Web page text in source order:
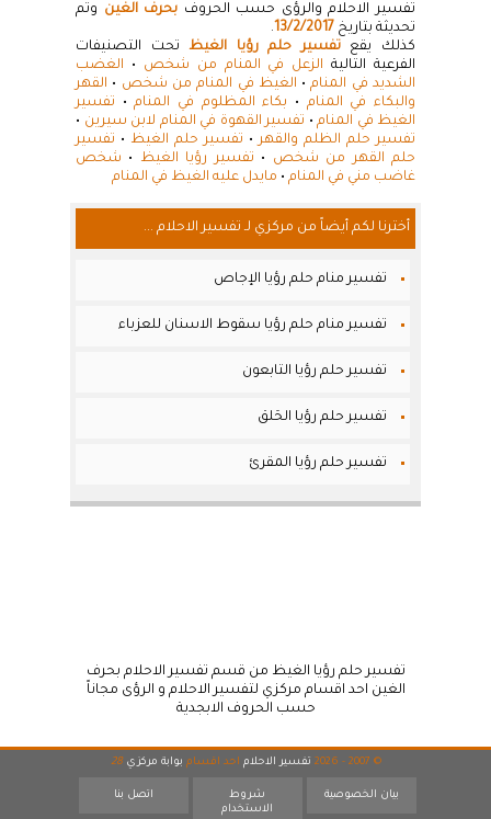
تفسير الاحلام والرؤى حسب الحروف بحرف الغين وتم
تحديثة بتاريخ 13/2/2017
.
كذلك يقعتفسير حلم رؤيا الغيظتحت التصنيفات
الفرعية التالية الزعل في المنام من شخص • الغضب
الشديد في المنام• الغيظ في المنام من شخص • القهر
والبكاء في المنام • بكاء المظلوم في المنام• تفسير
الغيظ في المنام • تفسير القهوة في المنام لابن سيرين •
تفسير حلم الظلم والقهر• تفسير حلم الغيظ • تفسير
حلم القهر من شخص • تفسير رؤيا الغيظ • شخص
غاضب مني في المنام • مايدل عليه الغيظ في المنام
أخترنا لكم أيضاً من مركزي لـ تفسير الاحلام ...
تفسير منام حلم رؤيا الإجاص
تفسير منام حلم رؤيا سقوط الاسنان للعزباء
تفسير حلم رؤيا التابعون
تفسير حلم رؤيا الحَلق
تفسير حلم رؤيا المقرئ
تفسير حلم رؤيا الغيظ من قسم تفسير الاحلام بحرف
الغين احد اقسام مركزي لتفسير الاحلام و الرؤى مجاناً
حسب الحروف الابجدية
© 2007 - 2026 تفسير الاحلام احد اقسام بوابة مركزي 28
بيان الخصوصية
شروط
الاستخدام
اتصل بنا